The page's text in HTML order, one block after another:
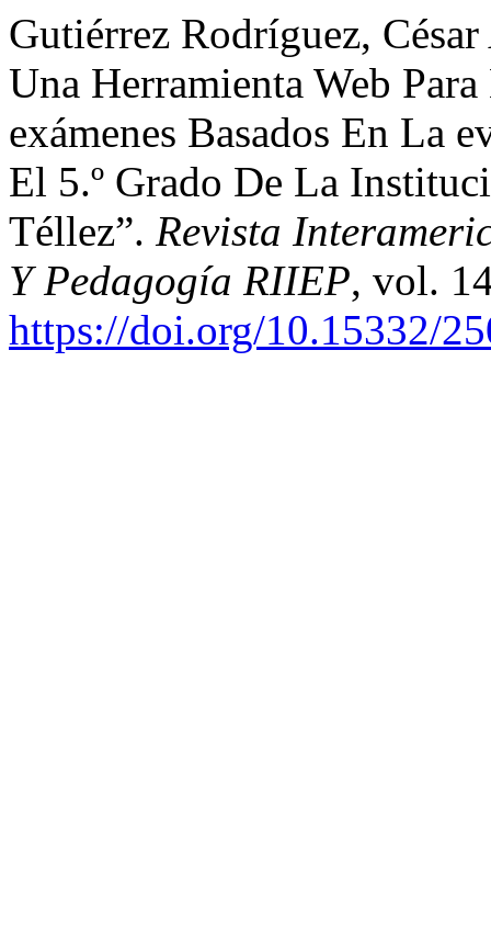
Gutiérrez Rodríguez,
Una Herramienta Web
exámenes Basados En La
El 5.º Grado De La
Téllez”. Revista
Y Pedagogía RIIEP, vol.
https://doi.org/10.15332/